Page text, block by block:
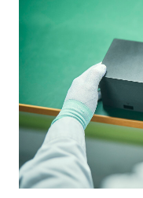
モノづくり